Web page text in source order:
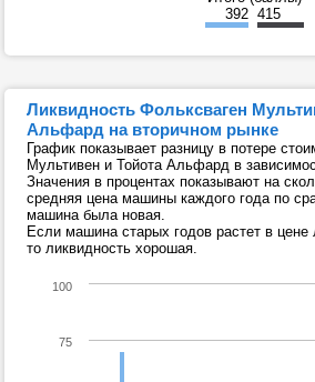
392 415
Ликвидность Фольксваген
Альфард на вторичном рынке
График показывает разницу в потере
Мультивен и Тойота Альфард в
Значения в процентах показывают на
средняя цена машины каждого года по
машина была новая.
Если машина старых годов растет в цене
то ликвидность хорошая.
75
100